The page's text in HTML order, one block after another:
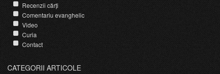
Recenzii cărți
Comentariu evanghelic
Video
Curia
Contact
CATEGORII ARTICOLE